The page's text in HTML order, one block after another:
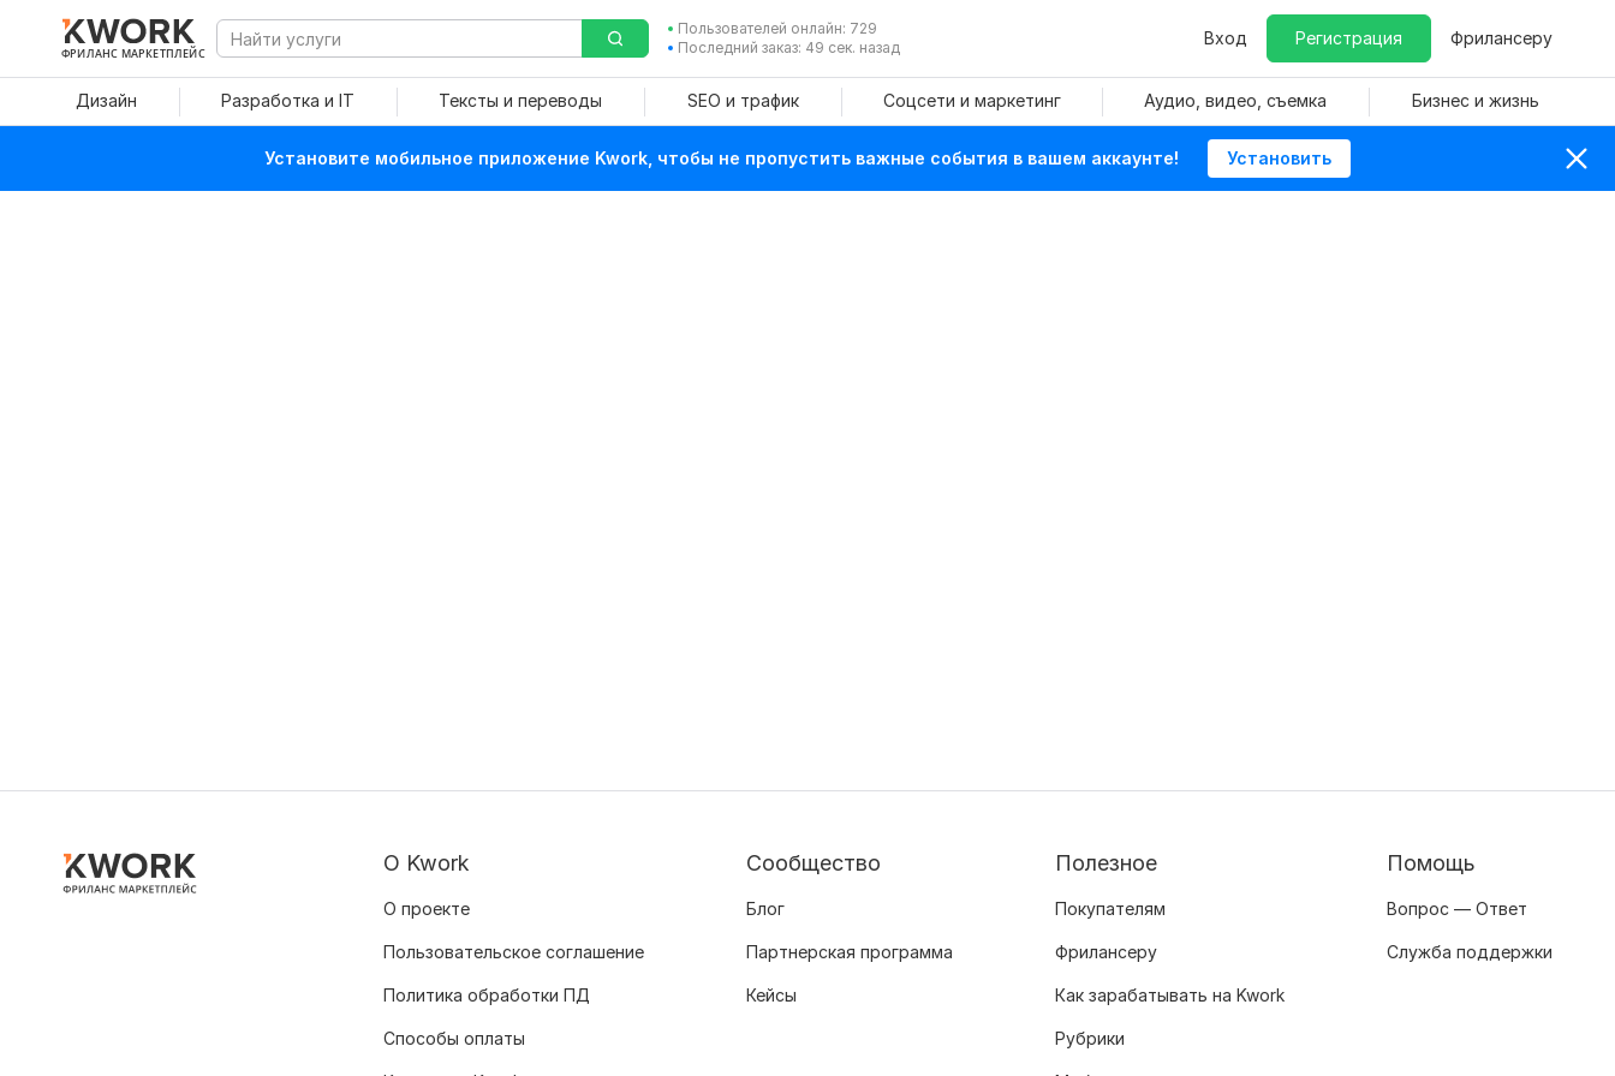
ФРИЛАНС МАРКЕТПЛЕЙС
Пользователей онлайн: 729
Последний заказ: 49 сек. назад
Вход Регистрация Фрилансеру
Дизайн Разработка и IT Тексты и переводы SEO и трафик Соцсети и маркетинг Аудио, видео, съемка Бизнес и жизнь
Установите мобильное приложение Kwork, чтобы не пропустить важные события в вашем аккаунте! Установить
О Kwork
О проекте
Пользовательское соглашение
Политика обработки ПД
Способы оплаты
Сообщество
Блог
Партнерская программа
Кейсы
Полезное
Покупателям
Фрилансеру
Как зарабатывать на Kwork
Рубрики
Помощь
Вопрос — Ответ
Служба поддержки